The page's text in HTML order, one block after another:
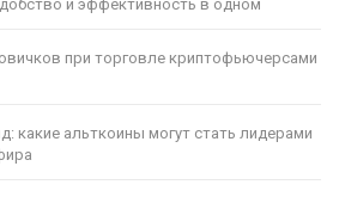
и эффективность в одном
при торговле криптофьючерсами
какие альткоины могут стать лидерами